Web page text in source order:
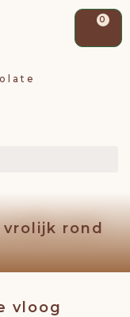
0
rond
vloog